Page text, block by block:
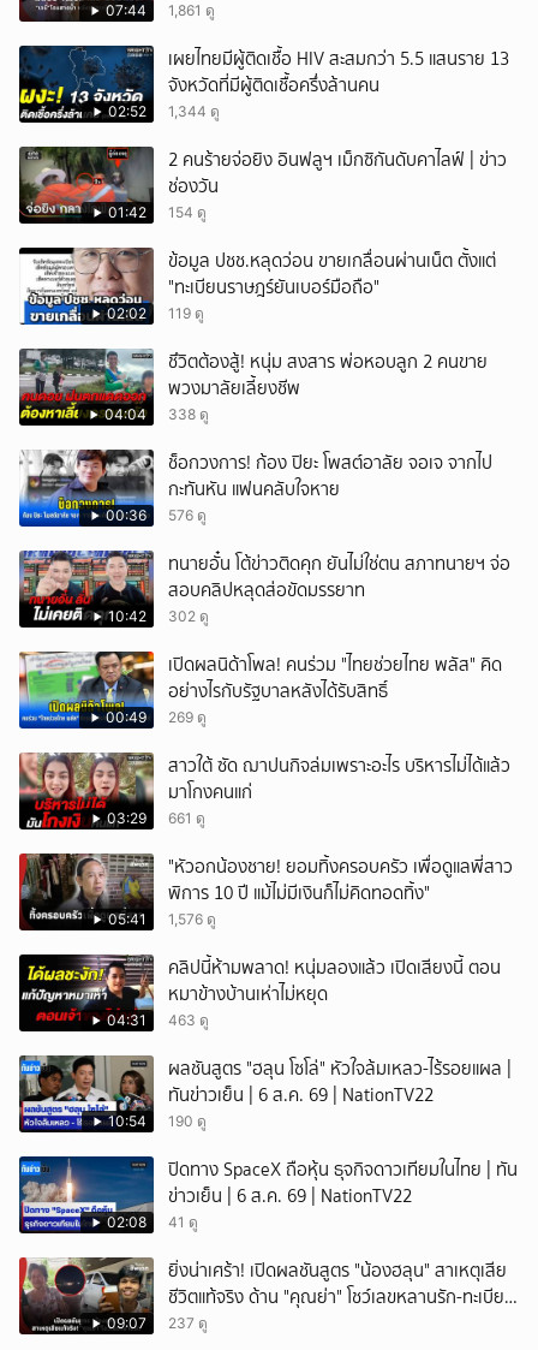
07:44 1,861 ดู
02:52
เผยไทยมีผู้ติดเชื้อ HIV สะสมกว่า 5.5 แสนราย 13
จังหวัดที่มีผู้ติดเชื้อครึ่งล้านคน
1,344 ดู
01:42
2 คนร้ายจ่อยิง อินฟลูฯ เม็กซิกันดับคาไลฟ์ | ข่าว
ช่องวัน
154 ดู
02:02
ข้อมูล ปชช.หลุดว่อน ขายเกลื่อนผ่านเน็ต ตั้งแต่
"ทะเบียนราษฎร์ยันเบอร์มือถือ"
119 ดู
04:04
ชึวิตต้องสู้! หนุ่ม สงสาร พ่อหอบลูก 2 คนขาย
พวงมาลัยเลี้ยงชีพ
338 ดู
00:36
ช็อกวงการ! ก้อง ปิยะ โพสต์อาลัย จอเจ จากไป
กะทันหัน แฟนคลับใจหาย
576 ดู
10:42
ทนายอั๋น โต้ข่าวติดคุก ยันไม่ใช่ตน สภาทนายฯ จ่อ
สอบคลิปหลุดส่อขัดมรรยาท
302 ดู
00:49
เปิดผลนิด้าโพล! คนร่วม "ไทยช่วยไทย พลัส" คิด
อย่างไรกับรัฐบาลหลังได้รับสิทธิ์
269 ดู
03:29
สาวใต้ ซัด ฌาปนกิจล่มเพราะอะไร บริหารไม่ได้แล้ว
มาโกงคนแก่
661 ดู
05:41
"หัวอกน้องชาย! ยอมทิ้งครอบครัว เพื่อดูแลพี่สาว
พิการ 10 ปี แม้ไม่มีเงินก็ไม่คิดทอดทิ้ง"
1,576 ดู
04:31
คลิปนี้ห้ามพลาด! หนุ่มลองแล้ว เปิดเสียงนี้ ตอน
หมาข้างบ้านเห่าไม่หยุด
463 ดู
10:54
ผลชันสูตร "ฮลุน โซโล่" หัวใจล้มเหลว-ไร้รอยแผล |
ทันข่าวเย็น | 6 ส.ค. 69 | NationTV22
190 ดู
02:08
ปิดทาง SpaceX ถือหุ้น ธุจกิจดาวเทียมในไทย | ทัน
ข่าวเย็น | 6 ส.ค. 69 | NationTV22
41 ดู
09:07
ยิ่งน่าเศร้า! เปิดผลชันสูตร "น้องฮลุน" สาเหตุเสีย
ชีวิตแท้จริง ด้าน "คุณย่า" โชว์เลขหลานรัก-ทะเบียน
รถเคลื่อนร่าง!
237 ดู